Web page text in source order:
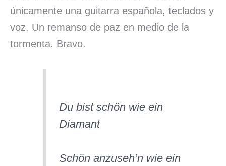
únicamente una guitarra española, teclados y
voz. Un remanso de paz en medio de la
tormenta. Bravo.
Du bist schön wie ein
Diamant
Schön anzuseh’n wie ein